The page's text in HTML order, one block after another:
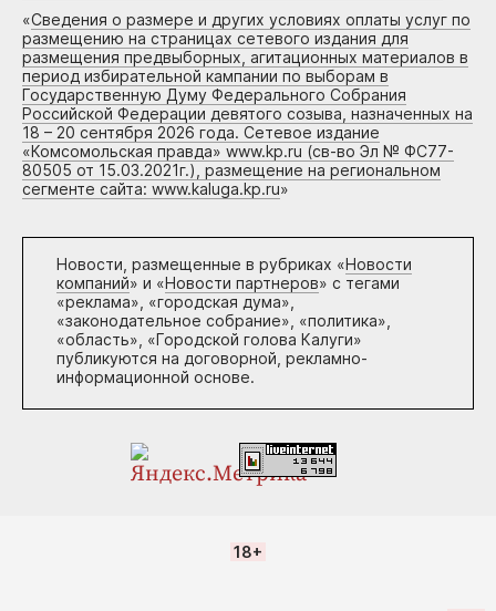
«Сведения о размере и других условиях оплаты услуг по
размещению на страницах сетевого издания для
размещения предвыборных, агитационных материалов в
период избирательной кампании по выборам в
Государственную Думу Федерального Собрания
Российской Федерации девятого созыва, назначенных на
18 – 20 сентября 2026 года. Сетевое издание
«Комсомольская правда» www.kp.ru (св-во Эл № ФС77-
80505 от 15.03.2021г.), размещение на региональном
сегменте сайта: www.kaluga.kp.ru»
Новости, размещенные в рубриках «Новости
компаний» и «Новости партнеров» с тегами
«реклама», «городская дума»,
«законодательное собрание», «политика»,
«область», «Городской голова Калуги»
публикуются на договорной, рекламно-
информационной основе.
18+